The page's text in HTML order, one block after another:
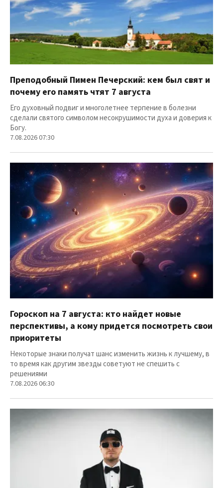
Преподобный Пимен Печерский: кем был свят и
почему его память чтят 7 августа
Его духовный подвиг и многолетнее терпение в болезни
сделали святого символом несокрушимости духа и доверия к
Богу.
7.08.2026 07:30
Гороскоп на 7 августа: кто найдет новые
перспективы, а кому придется посмотреть свои
приоритеты
Некоторые знаки получат шанс изменить жизнь к лучшему, в
то время как другим звезды советуют не спешить с
решениями
7.08.2026 06:30